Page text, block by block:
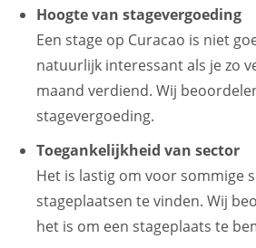
Hoogte van stagevergoeding
Een stage op Curacao is niet
natuurlijk interessant als je zo
maand verdiend. Wij
stagevergoeding.
Toegankelijkheid van sector
Het is lastig om voor sommige
stageplaatsen te vinden. Wij
het is om een stageplaats te